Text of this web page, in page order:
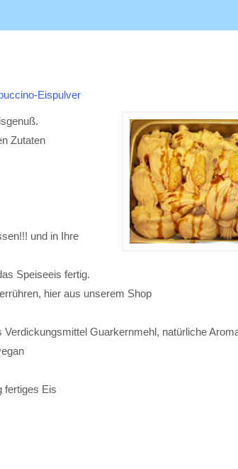
Eispulver
Zutaten
und in Ihre
Speiseeis fertig.
hier aus unserem Shop
Guarkernmehl, natürliche
fertiges Eis